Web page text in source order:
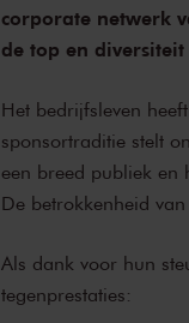
corporate netwerk
de top en
Het bedrijfsleven
sponsortraditie stelt
een breed publiek en
De betrokkenheid
Als dank voor hun
tegenprestaties: